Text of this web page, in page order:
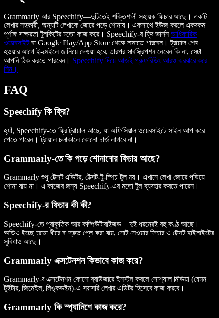
Grammarly আর Speechify—দুটিতেই শক্তিশালী সহায়ক ফিচার আছে। একটি
লেখার সহকারী, অন্যটি লেখাকে জোরে পড়ে শোনায়। একসাথে ইউজ করলে একরকম
পূর্ণাঙ্গ সাক্ষরতা টুলকিটের মতো কাজ করে। Speechify-র ফ্রি ভার্সনআধিকারিক
ওয়েবসাইটবা Google Play/App Store থেকে নামাতে পারবেন। ট্রায়াল শেষ
হওয়ার আগে ই-মেইলে জানিয়ে দেওয়া হবে, তারপর সাবস্ক্রিপশন নেবেন কি না, সেটা
আপনি ঠিক করতে পারবেন। Speechify দিয়ে আজই প্রুফরিডিং আরও ঝরঝরে করে
নিন।
FAQ
Speechify কি ফ্রি?
হ্যাঁ, Speechify-তে ফ্রি ট্রায়াল আছে, যা অফিসিয়াল ওয়েবসাইটে সাইন আপ করে
পেতে পারেন। ট্রায়াল চলাকালে কোনো চার্জ লাগবে না।
Grammarly-তে কি পড়ে শোনানোর ফিচার আছে?
Grammarly শুধু টেক্সট এডিটর, টেক্সট-টু-স্পিচ টুল নয়। এখানে লেখা জোরে পড়িয়ে
শোনা যায় না। এ কাজের জন্য Speechify-এর মতো টুল ব্যবহার করতে পারেন।
Speechify-র ফিচার কী কী?
Speechify-তে প্রাকৃতিক আর কম্পিউটারাইজড—দুই ধরনেরই বহু কণ্ঠ আছে।
অডিও ইচ্ছে মতো ধীরে বা দ্রুত প্লে করা যায়, নোট নেওয়ার ফিচার ও টেক্সট হাইলাইটের
সুবিধাও আছে।
Grammarly এক্সটেনশন কিভাবে কাজ করে?
Grammarly-র এক্সটেনশন কোনো ব্রাউজারে ইনস্টল করলে সোশ্যাল মিডিয়া (যেমন
টুইটার, জিমেইল, লিঙ্কডইন)-এ সরাসরি লেখার এডিটর হিসেবে কাজ করবে।
Grammarly কি স্প্যানিশে কাজ করে?